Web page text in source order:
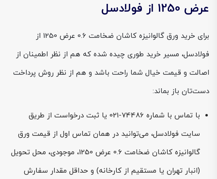
عرض 1250 از فولادسل
برای خرید ورق گالوانیزه کاشان ضخامت 0.6 عرض 1250 از
فولادسل، مسیر خرید طوری چیده شده که هم از نظر اطمینان از
اصالت و قیمت خیال شما راحت باشد و هم از نظر روش پرداخت
دست‌تان باز بماند:
با تماس با شماره 74486-021 یا ثبت درخواست از طریق
سایت فولادسل، می‌توانید در همان تماس اول از قیمت ورق
گالوانیزه کاشان ضخامت 0.6 عرض 1250، موجودی، محل تحویل
(انبار تهران یا مستقیم از کارخانه) و حداقل مقدار سفارش